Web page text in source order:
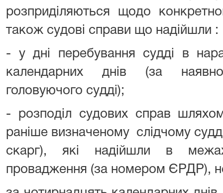
розприділяються щодо
також судові справи що надійшли :
- у дні перебування судді в
календарних днів (за
головуючого судді);
- розподіл судових справ
раніше визначеному слідчому
скарг), які надійшли в
провадження (за номером ЄРДР),